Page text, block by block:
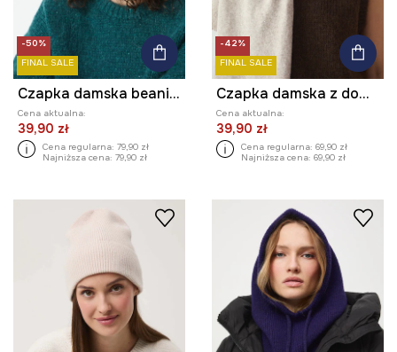
-50%
FINAL SALE
Czapka damska beanie z pomponem
Cena aktualna:
39,90 zł
Cena regularna: 79,90 zł
Najniższa cena: 79,90 zł
-42%
FINAL SALE
Czapka damska z domieszką wełny z kryształkami
Cena aktualna:
39,90 zł
Cena regularna: 69,90 zł
Najniższa cena: 69,90 zł